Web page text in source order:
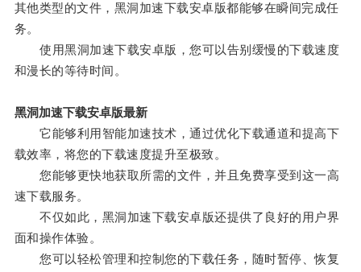
其他类型的文件，黑洞加速下载安卓版都能够在瞬间完成任
务。
使用黑洞加速下载安卓版，您可以告别缓慢的下载速度
和漫长的等待时间。
黑洞加速下载安卓版最新
它能够利用智能加速技术，通过优化下载通道和提高下
载效率，将您的下载速度提升至极致。
您能够更快地获取所需的文件，并且免费享受到这一高
速下载服务。
不仅如此，黑洞加速下载安卓版还提供了良好的用户界
面和操作体验。
您可以轻松管理和控制您的下载任务，随时暂停、恢复